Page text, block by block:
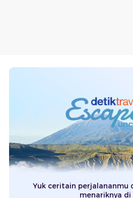
Yuk ceritain perjalananmu
menariknya di